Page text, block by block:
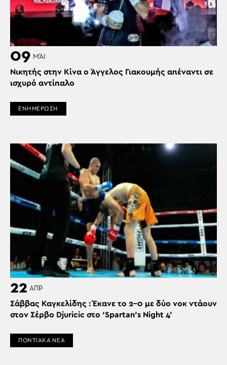
09 ΜΆΙ
Νικητής στην Κίνα ο Άγγελος Γιακουμής απέναντι σε
ισχυρό αντίπαλο
ΕΝΗΜΕΡΩΣΗ
22 ΑΠΡ
Σάββας Καγκελίδης : Έκανε το 2-0 με δύο νοκ ντάουν
στον Σέρβο Djuricic στο ‘Spartan’s Night 4’
ΠΟΝΤΙΑΚΑ ΝΕΑ